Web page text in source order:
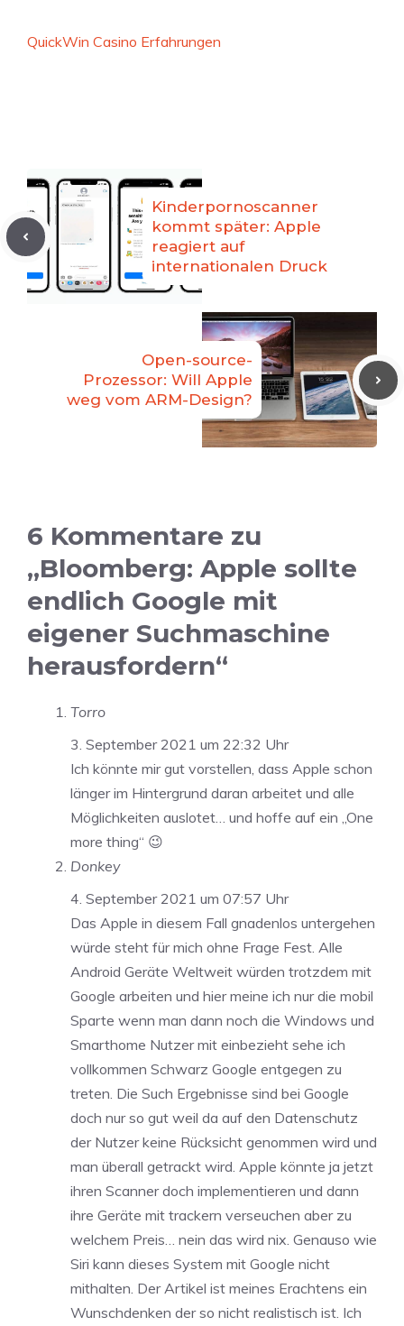
QuickWin Casino Erfahrungen
Kinderpornoscanner
kommt später: Apple
reagiert auf
internationalen Druck
Open-source-
Prozessor: Will Apple
weg vom ARM-Design?
6 Kommentare zu
„Bloomberg: Apple sollte
endlich Google mit
eigener Suchmaschine
herausfordern“
Torro
3. September 2021 um 22:32 Uhr
Ich könnte mir gut vorstellen, dass Apple schon
länger im Hintergrund daran arbeitet und alle
Möglichkeiten auslotet… und hoffe auf ein „One
more thing“ 😉
Donkey
4. September 2021 um 07:57 Uhr
Das Apple in diesem Fall gnadenlos untergehen
würde steht für mich ohne Frage Fest. Alle
Android Geräte Weltweit würden trotzdem mit
Google arbeiten und hier meine ich nur die mobil
Sparte wenn man dann noch die Windows und
Smarthome Nutzer mit einbezieht sehe ich
vollkommen Schwarz Google entgegen zu
treten. Die Such Ergebnisse sind bei Google
doch nur so gut weil da auf den Datenschutz
der Nutzer keine Rücksicht genommen wird und
man überall getrackt wird. Apple könnte ja jetzt
ihren Scanner doch implementieren und dann
ihre Geräte mit trackern verseuchen aber zu
welchem Preis… nein das wird nix. Genauso wie
Siri kann dieses System mit Google nicht
mithalten. Der Artikel ist meines Erachtens ein
Wunschdenken der so nicht realistisch ist. Ich